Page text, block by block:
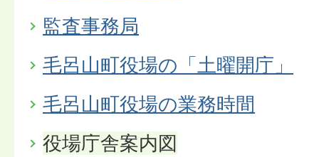
監査事務局
毛呂山町役場の「土曜開庁」
毛呂山町役場の業務時間
役場庁舎案内図